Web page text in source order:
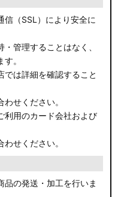
信（SSL）により安全に
管理することはなく、
。
では詳細を確認すること
せください。
利用のカード会社および
せください。
品の発送・加工を行いま